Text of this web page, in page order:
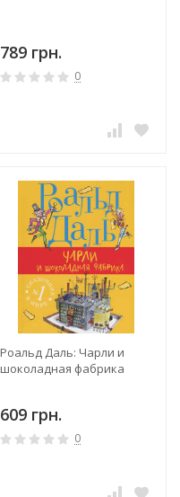
789 грн.
0
Роальд Даль: Чарли и
шоколадная фабрика
609 грн.
0